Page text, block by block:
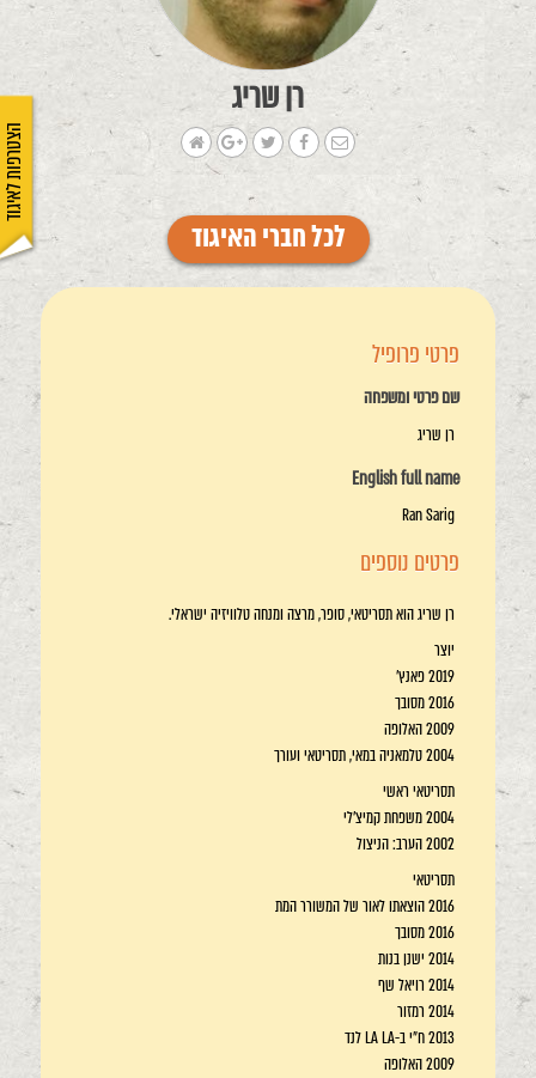
הצטרפות לאיגוד
רן שריג
לכל חברי האיגוד
פרטי פרופיל
שם פרטי ומשפחה
רן שריג
English full name
Ran Sarig
פרטים נוספים
רן שריג הוא תסריטאי, סופר, מרצה ומנחה טלוויזיה ישראלי.
יוצר
2019 פאנץ'
2016 מסובך
2009 האלופה
2004 טלמאניה במאי, תסריטאי ועורך
תסריטאי ראשי
2004 משפחת קמיצ'לי
2002 הערב: הניצול
תסריטאי
2016 הוצאתו לאור של המשורר המת
2016 מסובך
2014 ישנן בנות
2014 רויאל שף
2014 רמזור
2013 ח"י ב-LA LA לנד
2009 האלופה